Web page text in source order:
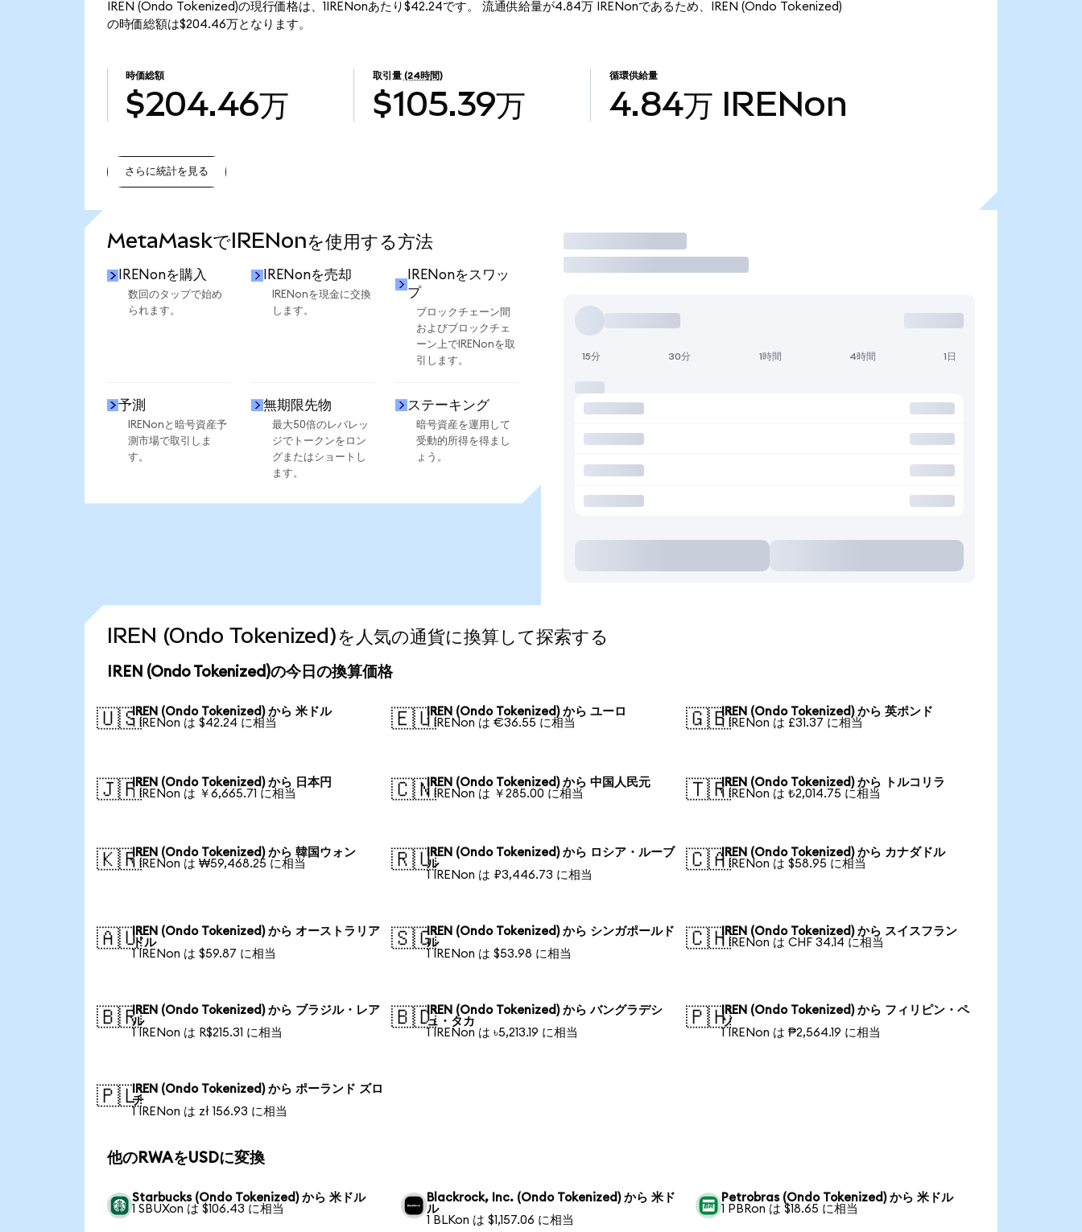
IREN (Ondo Tokenized)の現行価格は、1IRENonあたり$42.24です。 流通供給量が4.84万 IRENonであるため、IREN (Ondo Tokenized)
の時価総額は$204.46万となります。
時価総額
$204.46万
取引量 (24時間)
$105.39万
循環供給量
4.84万 IRENon
さらに統計を見る
MetaMaskでIRENonを使用する方法
IRENonを購入
数回のタップで始め
られます。
IRENonを売却
IRENonを現金に交換
します。
IRENonをスワッ
プ
ブロックチェーン間
およびブロックチェ
ーン上でIRENonを取
引します。
予測
IRENonと暗号資産予
測市場で取引しま
す。
無期限先物
最大50倍のレバレッ
ジでトークンをロン
グまたはショートし
ます。
ステーキング
暗号資産を運用して
受動的所得を得まし
ょう。
取引
15分 30分 1時間 4時間 1日
IREN (Ondo Tokenized)を人気の通貨に換算して探索する
IREN (Ondo Tokenized)の今日の換算価格
🇺🇸IREN (Ondo Tokenized) から 米ドル
1 IRENon は $42.24 に相当
🇪🇺IREN (Ondo Tokenized) から ユーロ
1 IRENon は €36.55 に相当
🇬🇧IREN (Ondo Tokenized) から 英ポンド
1 IRENon は £31.37 に相当
🇯🇵IREN (Ondo Tokenized) から 日本円
1 IRENon は ￥6,665.71 に相当
🇨🇳IREN (Ondo Tokenized) から 中国人民元
1 IRENon は ￥285.00 に相当
🇹🇷IREN (Ondo Tokenized) から トルコリラ
1 IRENon は ₺2,014.75 に相当
🇰🇷IREN (Ondo Tokenized) から 韓国ウォン
1 IRENon は ₩59,468.25 に相当
🇷🇺IREN (Ondo Tokenized) から ロシア・ルーブ
ル
1 IRENon は ₽3,446.73 に相当
🇨🇦IREN (Ondo Tokenized) から カナダドル
1 IRENon は $58.95 に相当
🇦🇺IREN (Ondo Tokenized) から オーストラリア
ドル
1 IRENon は $59.87 に相当
🇸🇬IREN (Ondo Tokenized) から シンガポールド
ル
1 IRENon は $53.98 に相当
🇨🇭IREN (Ondo Tokenized) から スイスフラン
1 IRENon は CHF 34.14 に相当
🇧🇷IREN (Ondo Tokenized) から ブラジル・レア
ル
1 IRENon は R$215.31 に相当
🇧🇩IREN (Ondo Tokenized) から バングラデシ
ュ・タカ
1 IRENon は ৳5,213.19 に相当
🇵🇭IREN (Ondo Tokenized) から フィリピン・ペ
ソ
1 IRENon は ₱2,564.19 に相当
🇵🇱IREN (Ondo Tokenized) から ポーランド ズロ
チ
1 IRENon は zł 156.93 に相当
他のRWAをUSDに変換
Starbucks (Ondo Tokenized) から 米ドル
1 SBUXon は $106.43 に相当
Blackrock, Inc. (Ondo Tokenized) から 米ド
ル
1 BLKon は $1,157.06 に相当
Petrobras (Ondo Tokenized) から 米ドル
1 PBRon は $18.65 に相当